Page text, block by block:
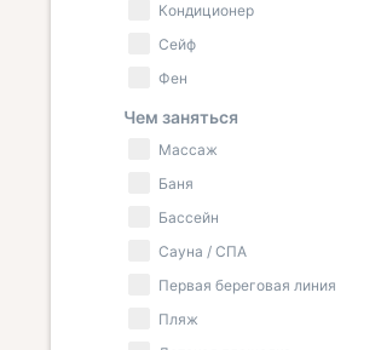
Кондиционер
Сейф
Фен
Чем заняться
Массаж
Баня
Бассейн
Сауна / СПА
Первая береговая линия
Пляж